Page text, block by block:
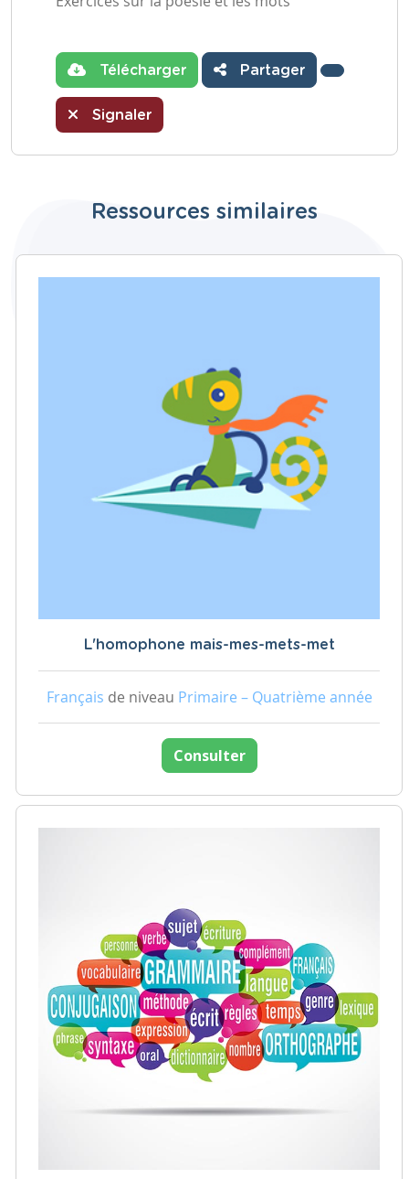
Télécharger Partager
Signaler
Ressources similaires
L'homophone mais-mes-mets-met
Français de niveau Primaire – Quatrième année
Consulter